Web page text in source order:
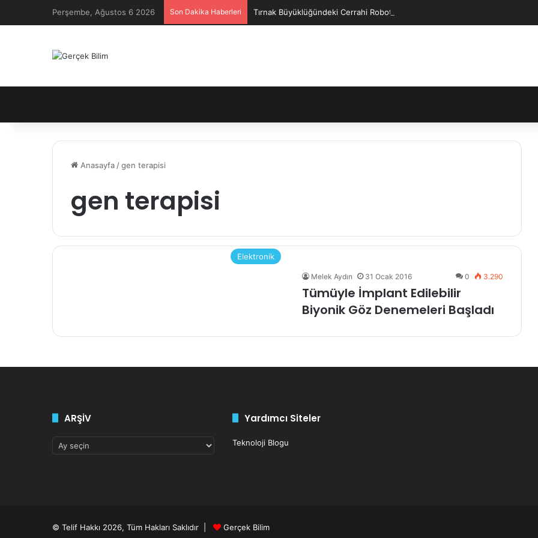
Perşembe, Ağustos 6 2026 Son Dakika Haberleri Tırnak Büyüklüğündeki Cerrahi Robot Operasyonları Kolaylaştıracak
Anasayfa /gen terapisi
gen terapisi
Elektronik
Melek Aydın 31 Ocak 2016 0 3.290
Tümüyle İmplant Edilebilir
Biyonik Göz Denemeleri Başladı
ARŞİV
ARŞİV
Yardımcı Siteler
Teknoloji Blogu
© Telif Hakkı 2026, Tüm Hakları Saklıdır | Gerçek Bilim